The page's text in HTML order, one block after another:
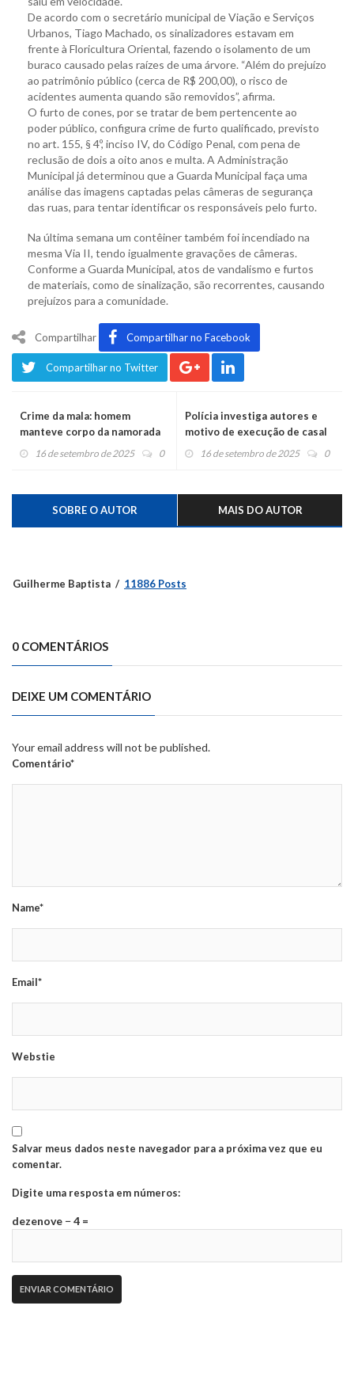
De acordo com o secretário municipal de Viação e Serviços
Urbanos, Tiago Machado, os sinalizadores estavam em
frente à Floricultura Oriental, fazendo o isolamento de um
buraco causado pelas raízes de uma árvore. “Além do prejuízo
ao patrimônio público (cerca de R$ 200,00), o risco de
acidentes aumenta quando são removidos”, afirma.
O furto de cones, por se tratar de bem pertencente ao
poder público, configura crime de furto qualificado, previsto
no art. 155, § 4º, inciso IV, do Código Penal, com pena de
reclusão de dois a oito anos e multa. A Administração
Municipal já determinou que a Guarda Municipal faça uma
análise das imagens captadas pelas câmeras de segurança
das ruas, para tentar identificar os responsáveis pelo furto.
Na última semana um contêiner também foi incendiado na
mesma Via II, tendo igualmente gravações de câmeras.
Conforme a Guarda Municipal, atos de vandalismo e furtos
de materiais, como de sinalização, são recorrentes, causando
prejuízos para a comunidade.
Compartilhar Compartilhar no Facebook
Compartilhar no Twitter
Crime da mala: homem
manteve corpo da namorada
dentro da geladeira
16 de setembro de 2025 0
Polícia investiga autores e
motivo de execução de casal
em Montenegro
16 de setembro de 2025 0
SOBRE O AUTOR MAIS DO AUTOR
Guilherme Baptista 11886 Posts
0 COMENTÁRIOS
DEIXE UM COMENTÁRIO
Your email address will not be published.
Comentário*
Name*
Email*
Webstie
Salvar meus dados neste navegador para a próxima vez que eu
comentar.
Digite uma resposta em números:
dezenove − 4 =